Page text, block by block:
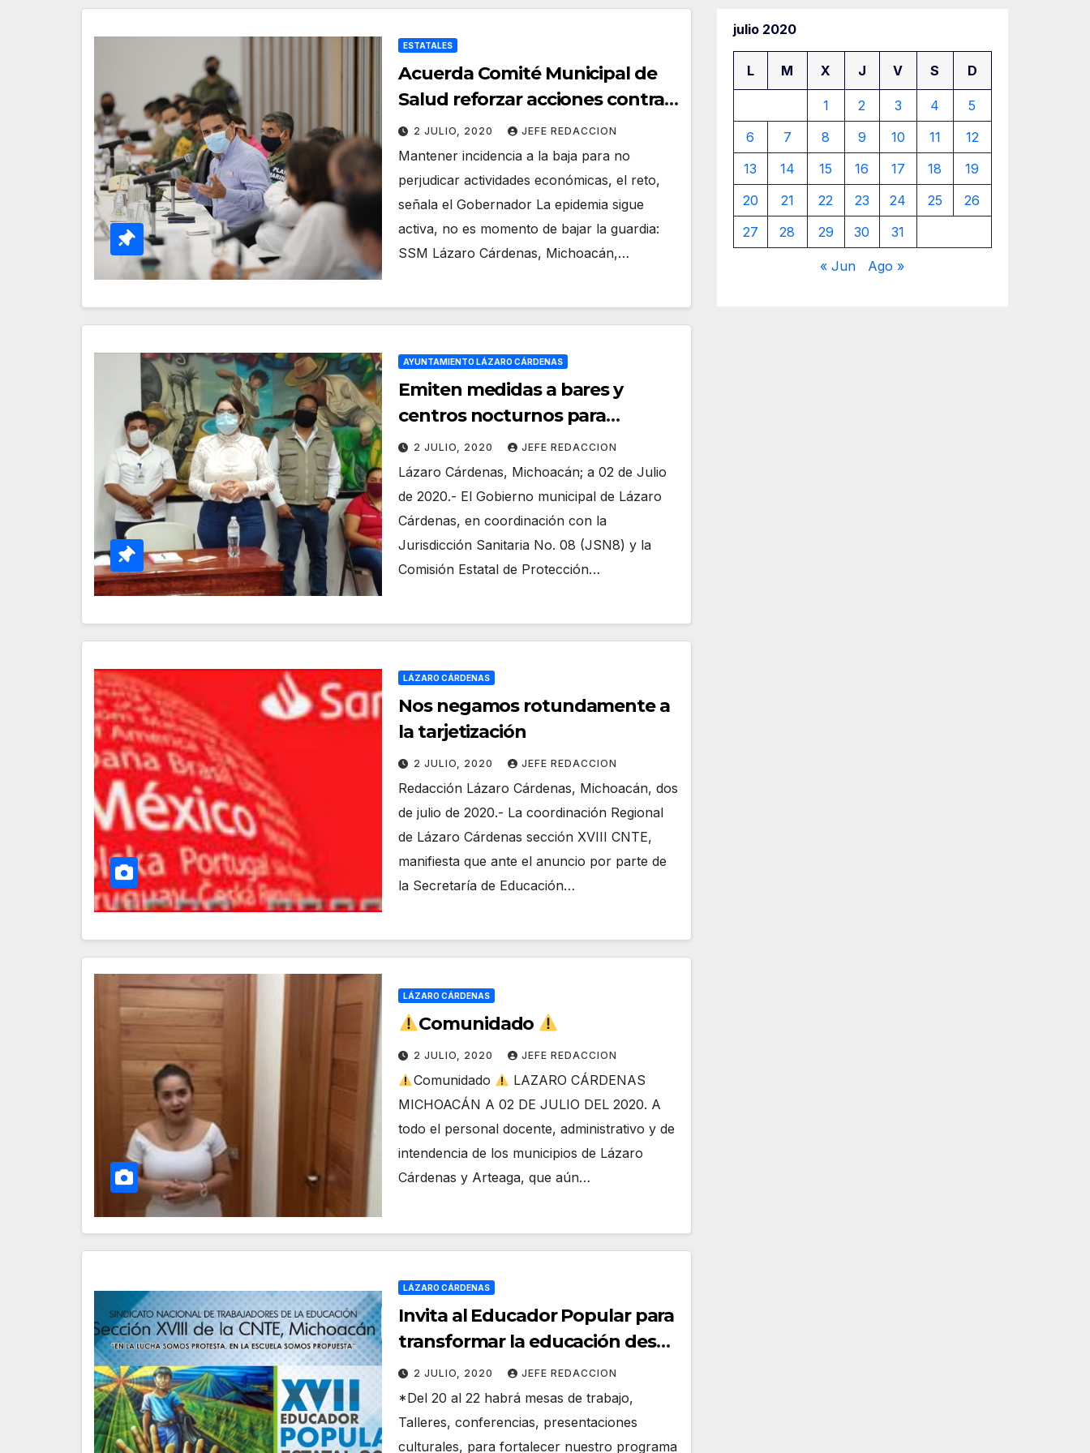
ESTATALES
Acuerda Comité Municipal de
Salud reforzar acciones contra
COVID-19 y dengue en LC
2 JULIO, 2020 JEFE REDACCION
Mantener incidencia a la baja para no
perjudicar actividades económicas, el reto,
señala el Gobernador La epidemia sigue
activa, no es momento de bajar la guardia:
SSM Lázaro Cárdenas, Michoacán,…
AYUNTAMIENTO LÁZARO CÁRDENAS
Emiten medidas a bares y
centros nocturnos para
reapertura en Nueva
Convivencia
2 JULIO, 2020 JEFE REDACCION
Lázaro Cárdenas, Michoacán; a 02 de Julio
de 2020.- El Gobierno municipal de Lázaro
Cárdenas, en coordinación con la
Jurisdicción Sanitaria No. 08 (JSN8) y la
Comisión Estatal de Protección…
LÁZARO CÁRDENAS
Nos negamos rotundamente a
la tarjetización
2 JULIO, 2020 JEFE REDACCION
Redacción Lázaro Cárdenas, Michoacán, dos
de julio de 2020.- La coordinación Regional
de Lázaro Cárdenas sección XVIII CNTE,
manifiesta que ante el anuncio por parte de
la Secretaría de Educación…
LÁZARO CÁRDENAS
Comunidado
2 JULIO, 2020 JEFE REDACCION
Comunidado
LAZARO CÁRDENAS
MICHOACÁN A 02 DE JULIO DEL 2020. A
todo el personal docente, administrativo y de
intendencia de los municipios de Lázaro
Cárdenas y Arteaga, que aún…
LÁZARO CÁRDENAS
Invita al Educador Popular para
transformar la educación desde
abajo
2 JULIO, 2020 JEFE REDACCION
*Del 20 al 22 habrá mesas de trabajo,
Talleres, conferencias, presentaciones
culturales, para fortalecer nuestro programa
julio 2020
L M X J V S D
1 2 3 4
5
6
7 8 9 10 11
12
13
14 15 16 17 18
19
20
21 22 23 24 25
26
27
28 29 30 31
« Jun Ago »